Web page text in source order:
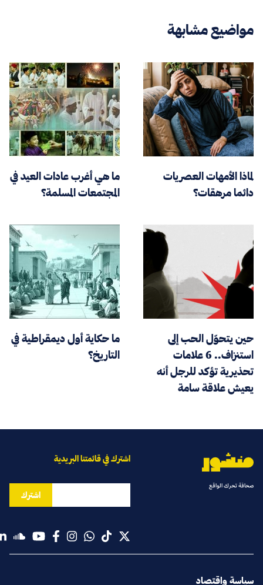
مواضيع مشابهة
لماذا الأمهات العصريات
دائما مرهقات؟
ما هي أغرب عادات العيد في
المجتمعات المسلمة؟
حين يتحوّل الحب إلى
استنزاف.. 6 علامات
تحذيرية تؤكد للرجل أنه
يعيش علاقة سامة
ما حكاية أول ديمقراطية في
التاريخ؟
صحافة تحرك الواقع
سياسة واقتصاد
اشترك في قائمتنا البريدية
اشترك